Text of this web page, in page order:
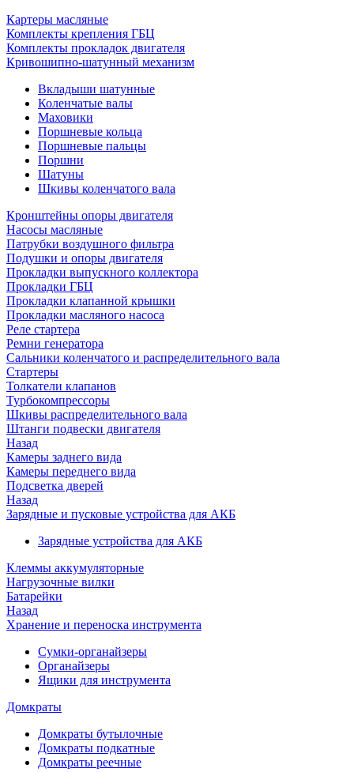
Картеры масляные
Комплекты крепления ГБЦ
Комплекты прокладок двигателя
Кривошипно-шатунный механизм
Вкладыши шатунные
Коленчатые валы
Маховики
Поршневые кольца
Поршневые пальцы
Поршни
Шатуны
Шкивы коленчатого вала
Кронштейны опоры двигателя
Насосы масляные
Патрубки воздушного фильтра
Подушки и опоры двигателя
Прокладки выпускного коллектора
Прокладки ГБЦ
Прокладки клапанной крышки
Прокладки масляного насоса
Реле стартера
Ремни генератора
Сальники коленчатого и распределительного вала
Стартеры
Толкатели клапанов
Турбокомпрессоры
Шкивы распределительного вала
Штанги подвески двигателя
Назад
Камеры заднего вида
Камеры переднего вида
Подсветка дверей
Назад
Зарядные и пусковые устройства для АКБ
Зарядные устройства для АКБ
Клеммы аккумуляторные
Нагрузочные вилки
Батарейки
Назад
Хранение и переноска инструмента
Сумки-органайзеры
Органайзеры
Ящики для инструмента
Домкраты
Домкраты бутылочные
Домкраты подкатные
Домкраты реечные